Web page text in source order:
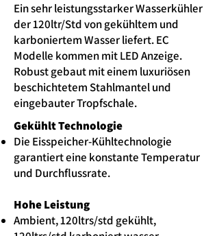
Ein sehr leistungsstarker Wasserkühler
der 120ltr/Std von gekühltem und
karboniertem Wasser liefert. EC
Modelle kommen mit LED Anzeige.
Robust gebaut mit einem luxuriösen
beschichtetem Stahlmantel und
eingebauter Tropfschale.
GekühltTechnologie
Die Eisspeicher-Kühltechnologie
garantiert eine konstante Temperatur
und Durchflussrate.
Hohe Leistung
Ambient, 120ltrs/std gekühlt,